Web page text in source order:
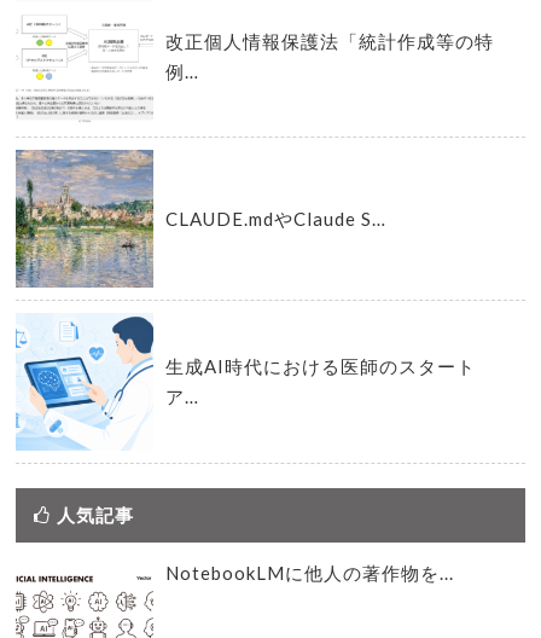
改正個人情報保護法「統計作成等の特
例…
CLAUDE.mdやClaude S…
生成AI時代における医師のスタート
ア…
人気記事
NotebookLMに他人の著作物を...